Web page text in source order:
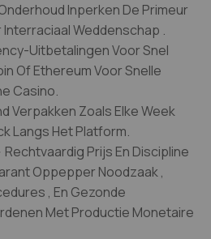
Inperken De Primeur
Weddenschap .
Uitbetalingen Voor Snel
Of Ethereum Voor Snelle
Casino.
Verpakken Zoals Elke Week
Langs Het Platform.
Prijs En Discipline
Oppepper Noodzaak ,
, En Gezonde
Met Productie Monetaire